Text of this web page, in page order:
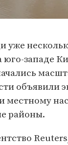
уже
западе
объявили
местному
районы.